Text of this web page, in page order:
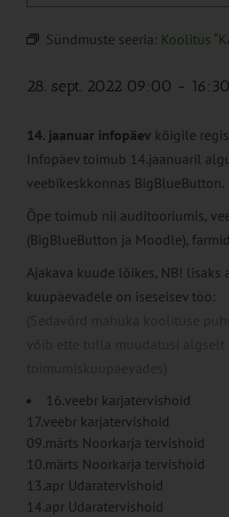
Sündmuste seeria: Koolitus
28. sept. 2022 09:00 - 16:30
14. jaanuar infopäev kõigile
Infopäev toimub 14.jaanuaril
veebikeskkonnas BigBlueButton.
Õpe toimub nii auditooriumis,
(BigBlueButton ja Moodle),
Ajakava kuude lõikes, NB! lisaks
kuupäevadele on iseseisev töö:
16.veebr karjatervishoid
17.veebr karjatervishoid
09.märts Noorkarja tervishoid
10.märts Noorkarja tervishoid
13.apr Udaratervishoid
14.apr Udaratervishoid